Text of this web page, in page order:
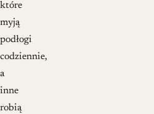
które
myją
podłogi
codziennie,
a
inne
robią